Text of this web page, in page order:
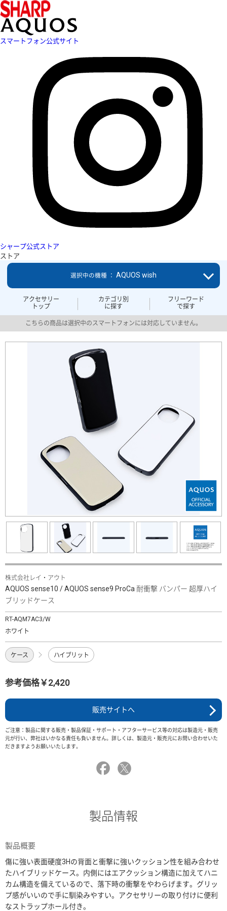
スマートフォン公式サイト
シャープ公式ストア
ストア
アクセサリー
トップ
カテゴリ別
に探す
フリーワード
で探す
選択中の機種 ： AQUOS wish
こちらの商品は選択中のスマートフォンには対応していません。
株式会社レイ・アウト
AQUOS sense10 / AQUOS sense9 ProCa 耐衝撃 バンパー 超厚ハイ
ブリッドケース
RT-AQM7AC3/W
ホワイト
ケース ハイブリット
参考価格￥2,420
販売サイトへ
ご注意：製品に関する販売・製品保証・サポート・アフターサービス等の対応は製造元・販売
元が行い、弊社はいかなる責任も負いません。詳しくは、製造元・販売元にお問い合わせいた
だきますようお願いいたします。
製品情報
製品概要
傷に強い表面硬度3Hの背面と衝撃に強いクッション性を組み合わせ
たハイブリッドケース。内側にはエアクッション構造に加えてハニ
カム構造を備えているので、落下時の衝撃をやわらげます。グリッ
プ感がいいので手に馴染みやすい。アクセサリーの取り付けに便利
なストラップホール付き。